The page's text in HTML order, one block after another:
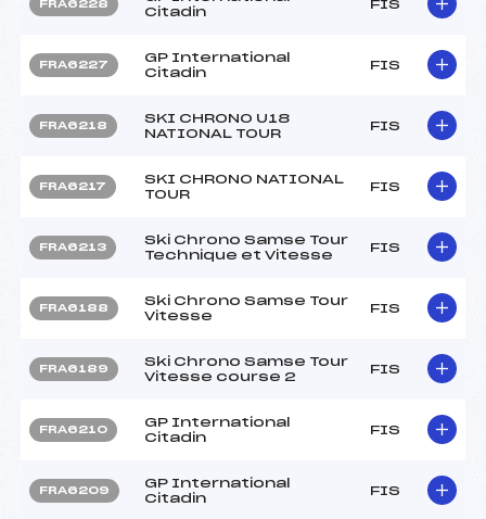
FRA6228
Citadin
FIS
FRA6227
GP International
Citadin
FIS
FRA6218
SKI CHRONO U18
NATIONAL TOUR
FIS
FRA6217
SKI CHRONO NATIONAL
TOUR
FIS
FRA6213
Ski Chrono Samse Tour
Technique et Vitesse
FIS
FRA6188
Ski Chrono Samse Tour
Vitesse
FIS
FRA6189
Ski Chrono Samse Tour
Vitesse course 2
FIS
FRA6210
GP International
Citadin
FIS
FRA6209
GP International
Citadin
FIS